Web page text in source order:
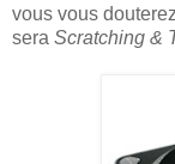
vous vous
sera Scratching &